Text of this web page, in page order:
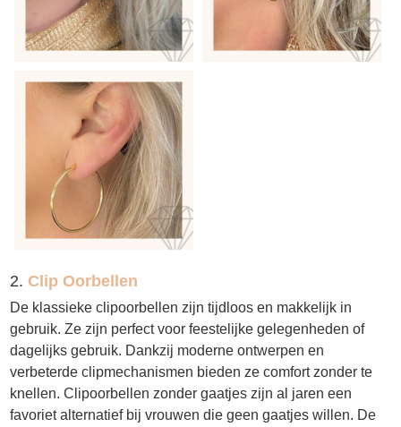
2. Clip Oorbellen
De klassieke clipoorbellen zijn tijdloos en makkelijk in
gebruik. Ze zijn perfect voor feestelijke gelegenheden of
dagelijks gebruik. Dankzij moderne ontwerpen en
verbeterde clipmechanismen bieden ze comfort zonder te
knellen. Clipoorbellen zonder gaatjes zijn al jaren een
favoriet alternatief bij vrouwen die geen gaatjes willen. De